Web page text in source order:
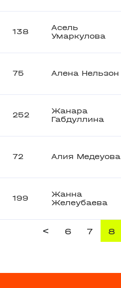
138
Асель
Умаркулова
75 Алена Нельзон
252
Жанара
Габдуллина
72 Алия Медеуова
199
Жанна
Желеубаева
< 6 7 8